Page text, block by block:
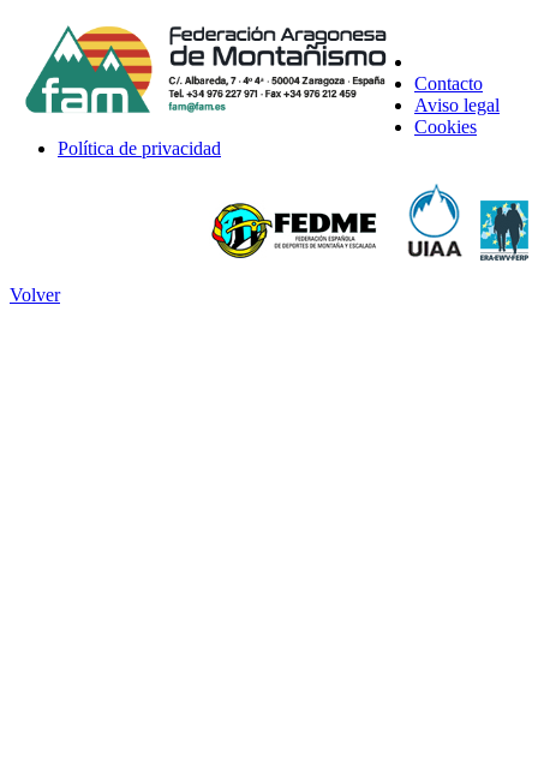
Contacto
Aviso legal
Cookies
Política de privacidad
Volver